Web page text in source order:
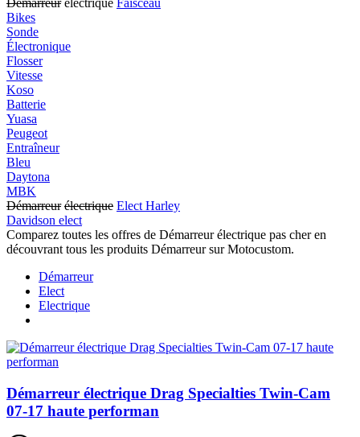
Bikes
Sonde
Électronique
Flosser
Vitesse
Koso
Batterie
Yuasa
Peugeot
Entraîneur
Bleu
Daytona
MBK
Démarreur électrique Elect Harley
Davidson elect
Comparez toutes les offres de Démarreur électrique pas cher en
découvrant tous les produits Démarreur sur Motocustom.
Démarreur
Elect
Electrique
Démarreur électrique Drag Specialties Twin-Cam
07-17 haute performan